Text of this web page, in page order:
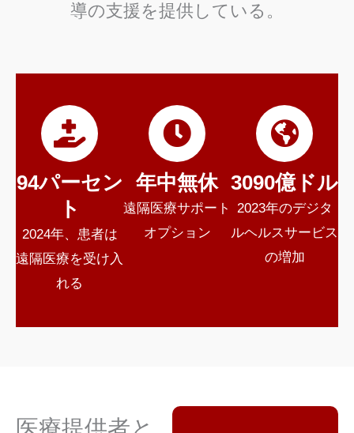
導の支援を提供している。
94パーセン
ト
2024年、患者は
遠隔医療を受け入
れる
年中無休
遠隔医療サポート
オプション
3090億ドル
2023年のデジタ
ルヘルスサービス
の増加